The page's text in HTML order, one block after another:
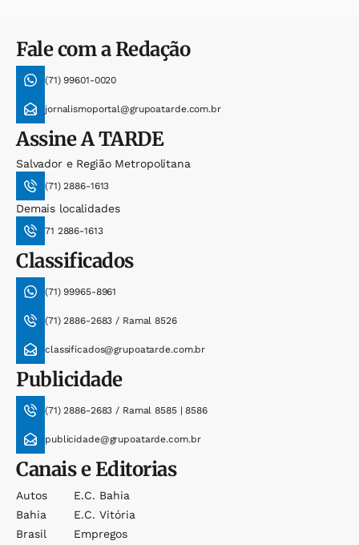
Fale com a Redação
(71) 99601-0020
jornalismoportal@grupoatarde.com.br
AssineA TARDE
Salvador e Região Metropolitana
(71) 2886-1613
Demais localidades
71 2886-1613
Classificados
(71) 99965-8961
(71) 2886-2683 / Ramal 8526
classificados@grupoatarde.com.br
Publicidade
(71) 2886-2683 / Ramal 8585 | 8586
publicidade@grupoatarde.com.br
Canais e Editorias
Autos
Bahia
Brasil
E.c. Bahia
E.c. Vitória
Empregos